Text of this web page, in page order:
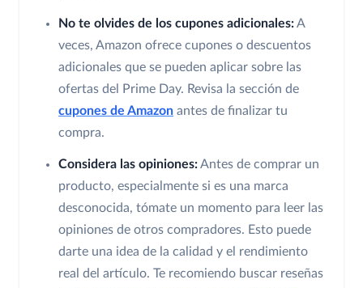
No te olvides de los cupones adicionales:A
veces, Amazon ofrece cupones o descuentos
adicionales que se pueden aplicar sobre las
ofertas del Prime Day. Revisa la sección de
cupones de Amazon antes de finalizar tu
compra.
Considera las opiniones:Antes de comprar un
producto, especialmente si es una marca
desconocida, tómate un momento para leer las
opiniones de otros compradores. Esto puede
darte una idea de la calidad y el rendimiento
real del artículo. Te recomiendo buscar reseñas